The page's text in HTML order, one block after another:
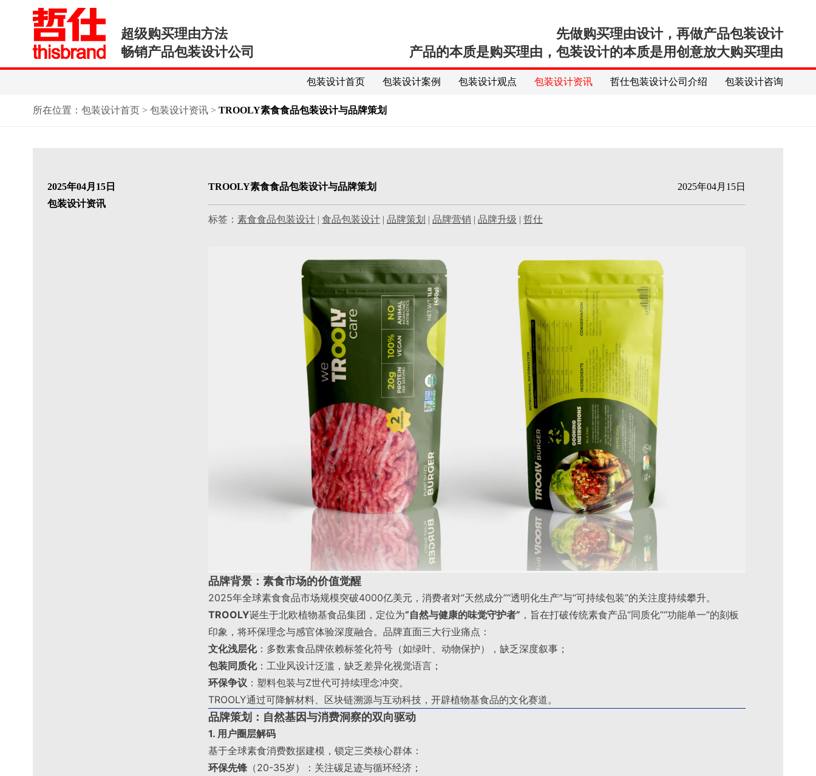
超级购买理由方法
畅销产品包装设计公司
先做购买理由设计，再做产品包装设计
产品的本质是购买理由，包装设计的本质是用创意放大购买理由
包装设计首页 包装设计案例 包装设计观点 包装设计资讯 哲仕包装设计公司介绍 包装设计咨询
所在位置： 包装设计首页> 包装设计资讯> TROOLY素食食品包装设计与品牌策划
2025年04月15日
包装设计资讯
TROOLY素食食品包装设计与品牌策划 2025年04月15日
标签： 素食食品包装设计| 食品包装设计| 品牌策划 | 品牌营销 | 品牌升级 | 哲仕
品牌背景：素食市场的价值觉醒
2025年全球素食食品市场规模突破4000亿美元，消费者对“天然成分”“透明化生产”与“可持续包装”的关注度持续攀升。
TROOLY诞生于北欧植物基食品集团，定位为“自然与健康的味觉守护者” ，旨在打破传统素食产品“同质化”“功能单一”的刻板
印象，将环保理念与感官体验深度融合。品牌直面三大行业痛点：
文化浅层化：多数素食品牌依赖标签化符号（如绿叶、动物保护），缺乏深度叙事；
包装同质化：工业风设计泛滥，缺乏差异化视觉语言；
环保争议 ：塑料包装与Z世代可持续理念冲突。
TROOLY通过可降解材料、区块链溯源与互动科技，开辟植物基食品的文化赛道。
品牌策划：自然基因与消费洞察的双向驱动
1. 用户圈层解码
基于全球素食消费数据建模，锁定三类核心群体：
环保先锋（20-35岁）：关注碳足迹与循环经济；